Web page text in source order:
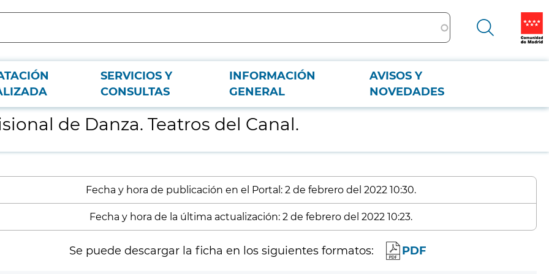
SERVICIOS Y
CONSULTAS
INFORMACIÓN
GENERAL
AVISOS Y
NOVEDADES
de Danza. Teatros del Canal.
Fecha y hora de publicación en el Portal: 2 de febrero del 2022 10:30.
Fecha y hora de la última actualización: 2 de febrero del 2022 10:23.
Se puede descargar la ficha en los siguientes formatos: PDF